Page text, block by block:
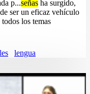
p...señas ha surgido,
ser un eficaz vehículo
los temas
lengua